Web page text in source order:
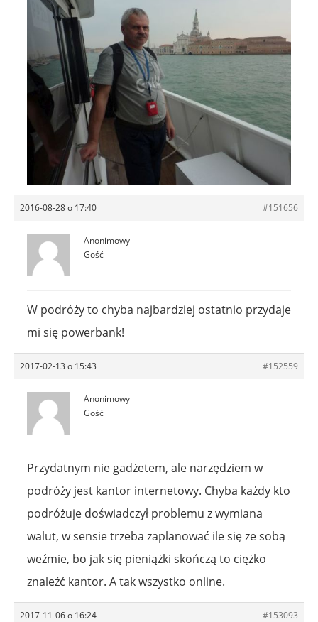
2016-08-28 o 17:40 #151656
Anonimowy
Gość
W podróży to chyba najbardziej ostatnio przydaje
mi się powerbank!
2017-02-13 o 15:43 #152559
Anonimowy
Gość
Przydatnym nie gadżetem, ale narzędziem w
podróży jest kantor internetowy. Chyba każdy kto
podróżuje doświadczył problemu z wymiana
walut, w sensie trzeba zaplanować ile się ze sobą
weźmie, bo jak się pieniążki skończą to ciężko
znaleźć kantor. A tak wszystko online.
2017-11-06 o 16:24 #153093